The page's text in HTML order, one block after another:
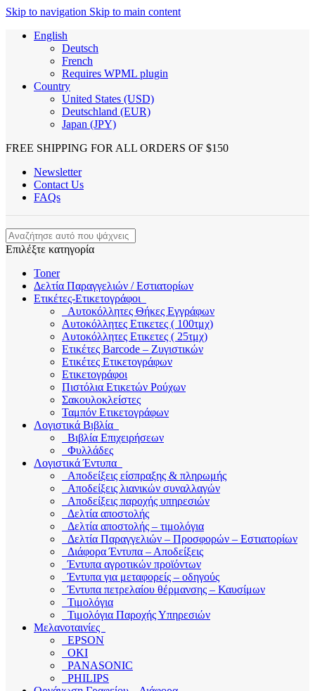
Skip to navigation Skip to main content
English
Deutsch
French
Requires WPML plugin
Country
United States (USD)
Deutschland (EUR)
Japan (JPY)
FREE SHIPPING FOR ALL ORDERS OF $150
Newsletter
Contact Us
FAQs
Επιλέξτε κατηγορία
Toner
Δελτία Παραγγελιών / Εστιατορίων
Ετικέτες-Ετικετογράφοι
Αυτοκόλλητες Θήκες Εγγράφων
Αυτοκόλλητες Ετικετες ( 100τμχ)
Αυτοκόλλητες Ετικετες ( 25τμχ)
Ετικέτες Barcode – Ζυγιστικών
Ετικέτες Ετικετογράφων
Ετικετογράφοι
Πιστόλια Ετικετών Ρούχων
Σακουλοκλείστες
Ταμπόν Ετικετογράφων
Λογιστικά Βιβλία
Βιβλία Επιχειρήσεων
Φυλλάδες
Λογιστικά Έντυπα
Αποδείξεις είσπραξης & πληρωμής
Αποδείξεις λιανικών συναλλαγών
Αποδείξεις παροχής υπηρεσιών
Δελτία αποστολής
Δελτία αποστολής – τιμολόγια
Δελτία Παραγγελιών – Προσφορών – Εστιατορίων
Διάφορα Έντυπα – Αποδείξεις
Έντυπα αγροτικών προϊόντων
Έντυπα για μεταφορείς – οδηγούς
Έντυπα πετρελαίου θέρμανσης – Καυσίμων
Τιμολόγια
Τιμολόγια Παροχής Υπηρεσιών
Μελανοταινίες
EPSON
OKI
PANASONIC
PHILIPS